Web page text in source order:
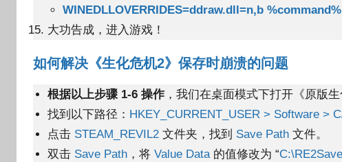
WINEDLLOVERRIDES=ddraw.dll=n,b %command%
大功告成，进入游戏！
如何解决《生化危机2》保存时崩溃的问题
根据以上步骤 1-6 操作，我们在桌面模式下打开《原版
找到以下路径： HKEY_CURRENT_USER > Software >
点击 STEAM_REVIL2 文件夹，找到 Save Path 文件。
双击 Save Path ，将Value Data的值修改为 “